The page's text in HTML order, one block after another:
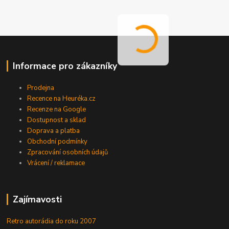
Informace pro zákazníky
Prodejna
Recence na Heuréka.cz
Recenze na Google
Dostupnost a sklad
Doprava a platba
Obchodní podmínky
Zpracování osobních údajů
Vrácení / reklamace
Zajímavosti
Retro autorádia do roku 2007